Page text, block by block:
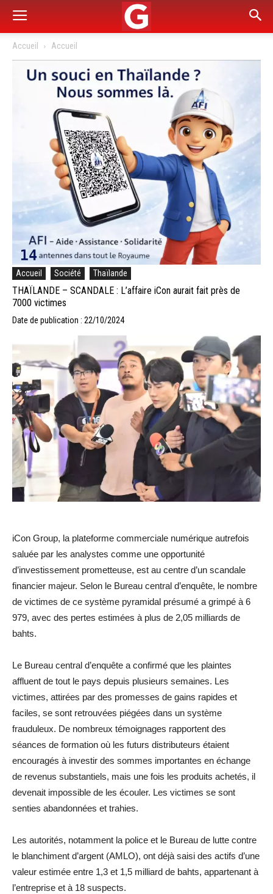
Accueil Accueil
Accueil Société Thaïlande
THAÏLANDE – SCANDALE : L’affaire iCon aurait fait près de
7000 victimes
Date de publication : 22/10/2024
iCon Group, la plateforme commerciale numérique autrefois
saluée par les analystes comme une opportunité
d’investissement prometteuse, est au centre d’un scandale
financier majeur. Selon le Bureau central d’enquête, le nombre
de victimes de ce système pyramidal présumé a grimpé à 6
979, avec des pertes estimées à plus de 2,05 milliards de
bahts.
Le Bureau central d’enquête a confirmé que les plaintes
affluent de tout le pays depuis plusieurs semaines. Les
victimes, attirées par des promesses de gains rapides et
faciles, se sont retrouvées piégées dans un système
frauduleux. De nombreux témoignages rapportent des
séances de formation où les futurs distributeurs étaient
encouragés à investir des sommes importantes en échange
de revenus substantiels, mais une fois les produits achetés, il
devenait impossible de les écouler. Les victimes se sont
senties abandonnées et trahies.
Les autorités, notamment la police et le Bureau de lutte contre
le blanchiment d’argent (AMLO), ont déjà saisi des actifs d’une
valeur estimée entre 1,3 et 1,5 milliard de bahts, appartenant à
l’entreprise et à 18 suspects.